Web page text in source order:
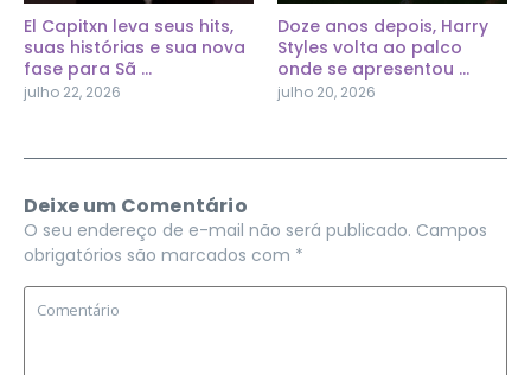
El Capitxn leva seus hits,
suas histórias e sua nova
fase para Sã ...
julho 22, 2026
Doze anos depois, Harry
Styles volta ao palco
onde se apresentou ...
julho 20, 2026
Deixe um Comentário
O seu endereço de e-mail não será publicado. Campos
obrigatórios são marcados com *